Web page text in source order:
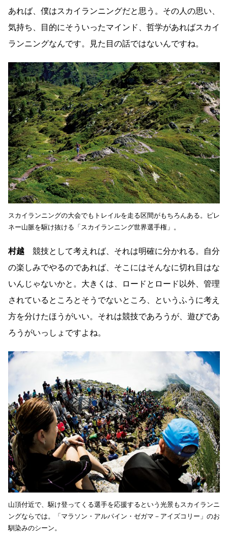
あれば、僕はスカイランニングだと思う。その人の思い、
気持ち、目的にそういったマインド、哲学があればスカイ
ランニングなんです。見た目の話ではないんですね。
スカイランニングの大会でもトレイルを走る区間がもちろんある。ピレ
ネー山脈を駆け抜ける「スカイランニング世界選手権」。
村越 競技として考えれば、それは明確に分かれる。自分
の楽しみでやるのであれば、そこにはそんなに切れ目はな
いんじゃないかと。大きくは、ロードとロード以外、管理
されているところとそうでないところ、というふうに考え
方を分けたほうがいい。それは競技であろうが、遊びであ
ろうがいっしょですよね。
山頂付近で、駆け登ってくる選手を応援するという光景もスカイランニ
ングならでは。「マラソン・アルパイン・ゼガマ－アイズコリー」のお
馴染みのシーン。